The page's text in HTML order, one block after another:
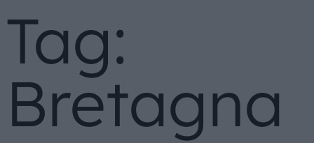
IL MONDO GITAN
CONTATTI
Tag:
Bretagna